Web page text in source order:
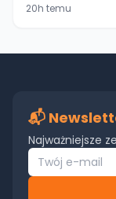
20h temu
📬
Najważniejsze